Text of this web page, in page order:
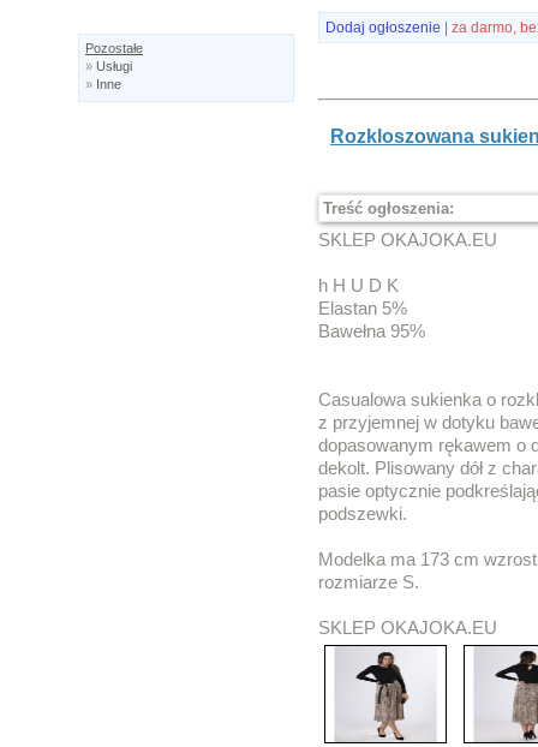
Pozostałe
» Usługi
» Inne
Dodaj ogłoszenie | za darmo,
Rozkloszowana
Treść ogłoszenia:
SKLEP OKAJOKA.EU
h H U D K
Elastan 5%
Bawełna 95%
Casualowa sukienka o
z przyjemnej w dotyku
dopasowanym rękawem o
dekolt. Plisowany dół z
pasie optycznie
podszewki.
Modelka ma 173 cm
rozmiarze S.
SKLEP OKAJOKA.EU